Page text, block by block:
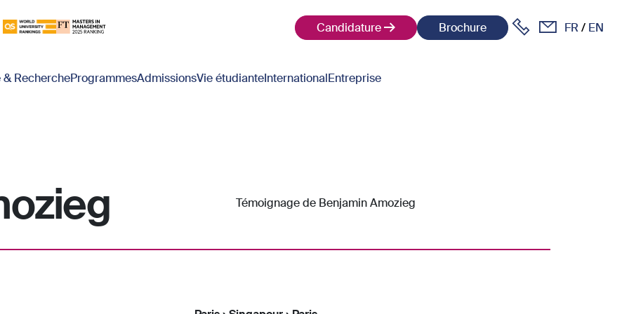
Candidature
Brochure FR EN
& RechercheProgrammesAdmissionsVie étudianteInternationalEntreprise
Témoignage de Benjamin Amozieg